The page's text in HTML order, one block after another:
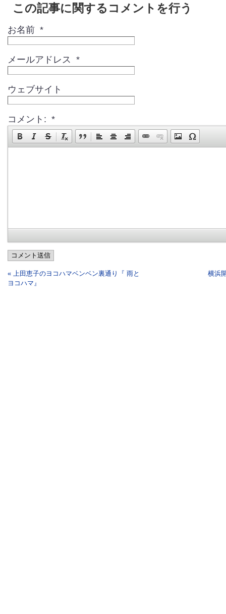
この記事に関するコメントを行う
お名前 *
メールアドレス *
ウェブサイト
コメント: *
コメント送信
« 上田恵子のヨコハマベンベン裏通り『 雨と
ヨコハマ』
横浜